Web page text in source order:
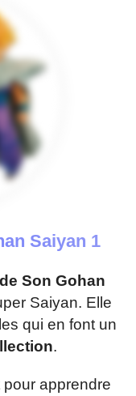
Saiyan 1
Son Gohan
Saiyan. Elle
qui en font un
.
apprendre